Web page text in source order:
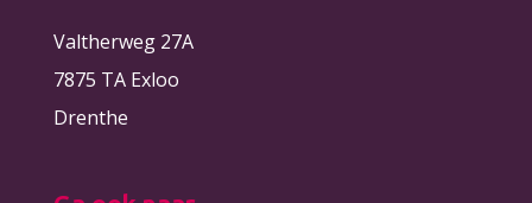
Valtherweg 27A
7875 TA Exloo
Drenthe